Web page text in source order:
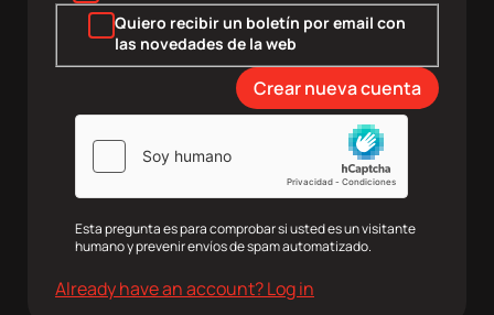
Quiero recibir un boletín por email con
las novedades de la web
Esta pregunta es para comprobar si usted es un visitante
humano y prevenir envíos de spam automatizado.
Already have an account? Log in